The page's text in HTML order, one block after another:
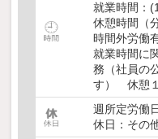
就業時間：
休憩時間（
時間外労働
就業時間に
務（社員の
す） 休憩
週所定労働
休日：その